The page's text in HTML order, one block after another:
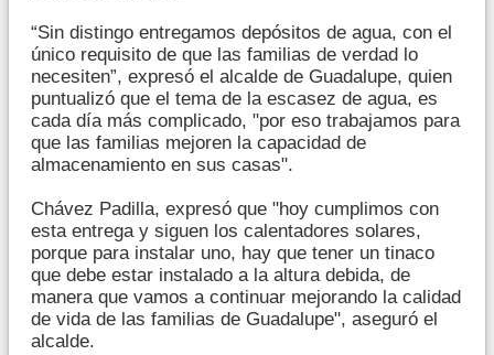
“Sin distingo entregamos depósitos de agua, con el
único requisito de que las familias de verdad lo
necesiten”, expresó el alcalde de Guadalupe, quien
puntualizó que el tema de la escasez de agua, es
cada día más complicado, "por eso trabajamos para
que las familias mejoren la capacidad de
almacenamiento en sus casas".
Chávez Padilla, expresó que "hoy cumplimos con
esta entrega y siguen los calentadores solares,
porque para instalar uno, hay que tener un tinaco
que debe estar instalado a la altura debida, de
manera que vamos a continuar mejorando la calidad
de vida de las familias de Guadalupe", aseguró el
alcalde.